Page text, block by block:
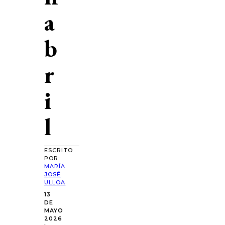
a
b
r
i
l
ESCRITO
POR:
MARÍA
JOSÉ
ULLOA
13
DE
MAYO
2026